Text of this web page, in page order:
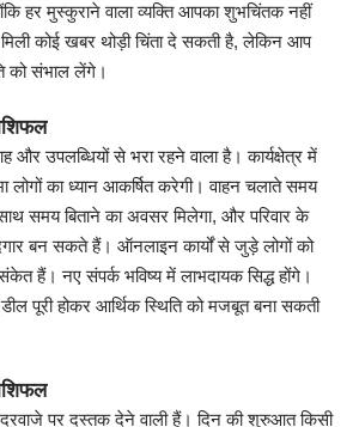
हर मुस्कुराने वाला व्यक्ति आपका शुभचिंतक नहीं
मिली कोई खबर थोड़ी चिंता दे सकती है, लेकिन आप
को संभाल लेंगे।
और उपलब्धियों से भरा रहने वाला है। कार्यक्षेत्र में
का ध्यान आकर्षित करेगी। वाहन चलाते समय
समय बिताने का अवसर मिलेगा, और परिवार के
बन सकते हैं। ऑनलाइन कार्यों से जुड़े लोगों को
हैं। नए संपर्क भविष्य में लाभदायक सिद्ध होंगे।
पूरी होकर आर्थिक स्थिति को मजबूत बना सकती
पर दस्तक देने वाली हैं। दिन की शुरुआत किसी